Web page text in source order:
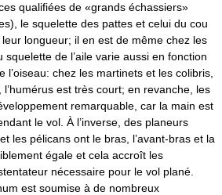
qualifiées de «grands échassiers»
le squelette des pattes et celui du cou
longueur; il en est de même chez les
de l’aile varie aussi en fonction
l’oiseau: chez les martinets et les colibris,
est très court; en revanche, les
remarquable, car la main est
le vol. À l’inverse, des planeurs
les pélicans ont le bras, l’avant-bras et la
égale et cela accroît les
nécessaire pour le vol plané.
est soumise à de nombreux